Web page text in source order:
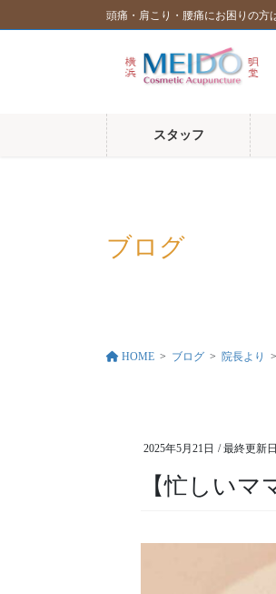
ン
ビ
頭痛・肩こり・腰痛にお困りの
スタッフ
ブログ
HOME ブログ 院長より
2025年5月21日 / 最終更新
【忙しいマ